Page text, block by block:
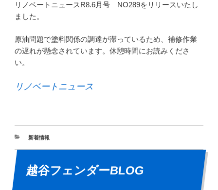
リノベートニュースR8.6月号 NO289をリリースいたし
ました。
原油問題で塗料関係の調達が滞っているため、補修作業
の遅れが懸念されています。休憩時間にお読みくださ
い。
リノベートニュース
新着情報
越谷フェンダーBLOG